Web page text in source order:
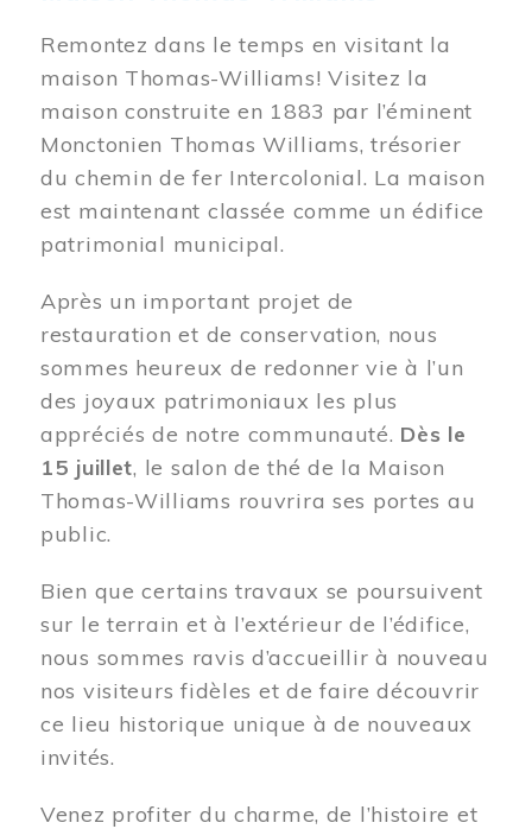
Remontez dans le temps en visitant la
maison Thomas-Williams! Visitez la
maison construite en 1883 par l’éminent
Monctonien Thomas Williams, trésorier
du chemin de fer Intercolonial. La maison
est maintenant classée comme un édifice
patrimonial municipal.
Après un important projet de
restauration et de conservation, nous
sommes heureux de redonner vie à l’un
des joyaux patrimoniaux les plus
appréciés de notre communauté. Dès le
15 juillet, le salon de thé de la Maison
Thomas-Williams rouvrira ses portes au
public.
Bien que certains travaux se poursuivent
sur le terrain et à l’extérieur de l’édifice,
nous sommes ravis d’accueillir à nouveau
nos visiteurs fidèles et de faire découvrir
ce lieu historique unique à de nouveaux
invités.
Venez profiter du charme, de l’histoire et